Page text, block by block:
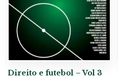
Direito e futebol – Vol 3